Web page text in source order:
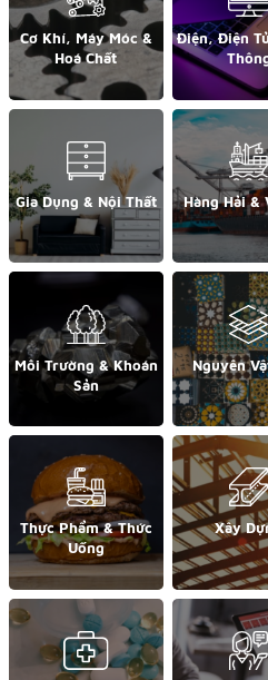
Cơ Khí, Máy Móc &
Hoá Chất
Điện, Điện
Gia Dụng & Nội Thất Hàng Hải &
Môi Trường & Khoán
Sản
Nguyên
Thực Phẩm & Thức
Uống
Xây